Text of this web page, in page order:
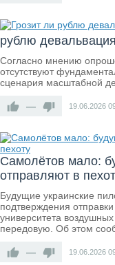
рублю
Согласно мнению
отсутствуют
сценария масштабной
— 19.06.2026
Самолётов мало:
отправляют в
Будущие украинские
подтверждения
университета
передовую. Об этом
— 19.06.2026